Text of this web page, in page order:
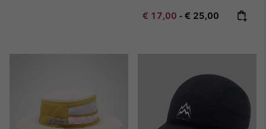
Minimum sale price:
€ 17,00 - Maximum price:
€ 25,00